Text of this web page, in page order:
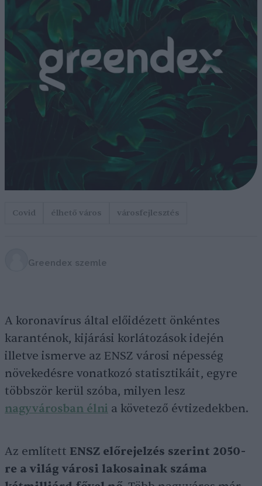
Covid élhető város városfejlesztés
Greendex szemle
A koronavírus által előidézett önkéntes
karanténok, kijárási korlátozások idején
illetve ismerve az ENSZ városi népesség
növekedésre vonatkozó statisztikáit, egyre
többször kerül szóba, milyen lesz
nagyvárosban élni a követező évtizedekben.
Az említett ENSZ előrejelzés szerint 2050-
re a világ városi lakosainak száma